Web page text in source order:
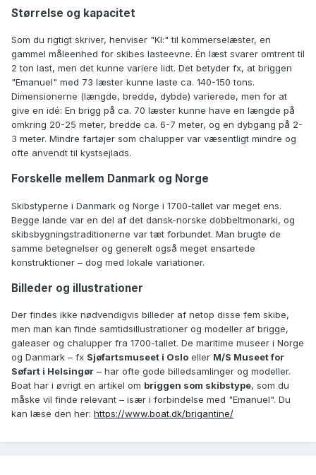
Størrelse og kapacitet
Som du rigtigt skriver, henviser "Kl:" til kommerselæster, en
gammel måleenhed for skibes lasteevne. Én læst svarer omtrent til
2 ton last, men det kunne variere lidt. Det betyder fx, at briggen
"Emanuel" med 73 læster kunne laste ca. 140-150 tons.
Dimensionerne (længde, bredde, dybde) varierede, men for at
give en idé: En brigg på ca. 70 læster kunne have en længde på
omkring 20-25 meter, bredde ca. 6-7 meter, og en dybgang på 2-
3 meter. Mindre fartøjer som chalupper var væsentligt mindre og
ofte anvendt til kystsejlads.
Forskelle mellem Danmark og Norge
Skibstyperne i Danmark og Norge i 1700-tallet var meget ens.
Begge lande var en del af det dansk-norske dobbeltmonarki, og
skibsbygningstraditionerne var tæt forbundet. Man brugte de
samme betegnelser og generelt også meget ensartede
konstruktioner – dog med lokale variationer.
Billeder og illustrationer
Der findes ikke nødvendigvis billeder af netop disse fem skibe,
men man kan finde samtidsillustrationer og modeller af brigge,
galeaser og chalupper fra 1700-tallet. De maritime museer i Norge
og Danmark – fx Sjøfartsmuseet i Oslo eller M/S Museet for
Søfart i Helsingør – har ofte gode billedsamlinger og modeller.
Boat har i øvrigt en artikel om briggen som skibstype, som du
måske vil finde relevant – især i forbindelse med "Emanuel". Du
kan læse den her: https://www.boat.dk/brigantine/